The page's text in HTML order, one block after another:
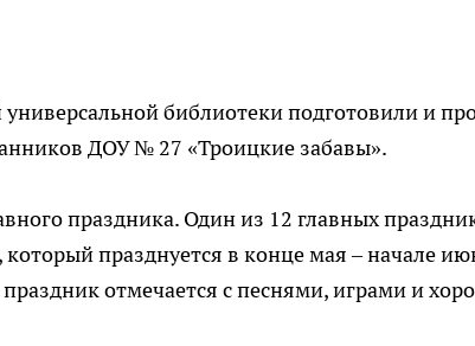
библиотеки подготовили и
ДОУ № 27 «Троицкие забавы».
праздника. Один из 12 главных
празднуется в конце мая – начале
отмечается с песнями, играми и